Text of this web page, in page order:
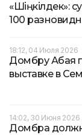
«Шіңкілдек»:
100
18:12, 04 Июля 2026
Домбру Абая
выставке в
14:02, 30 Июня 2026
Домбра